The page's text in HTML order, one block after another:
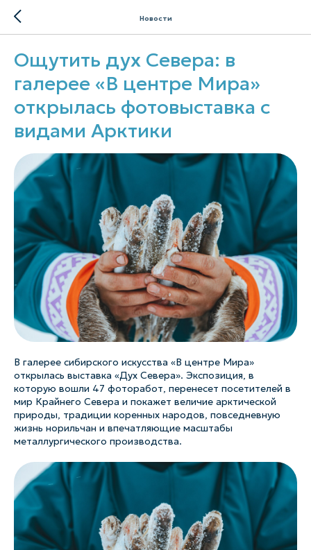
Новости
Ощутить дух Севера: в
галерее «В центре Мира»
открылась фотовыставка с
видами Арктики
В галерее сибирского искусства «В центре Мира»
открылась выставка «Дух Севера». Экспозиция, в
которую вошли 47 фоторабот, перенесет посетителей в
мир Крайнего Севера и покажет величие арктической
природы, традиции коренных народов, повседневную
жизнь норильчан и впечатляющие масштабы
металлургического производства.